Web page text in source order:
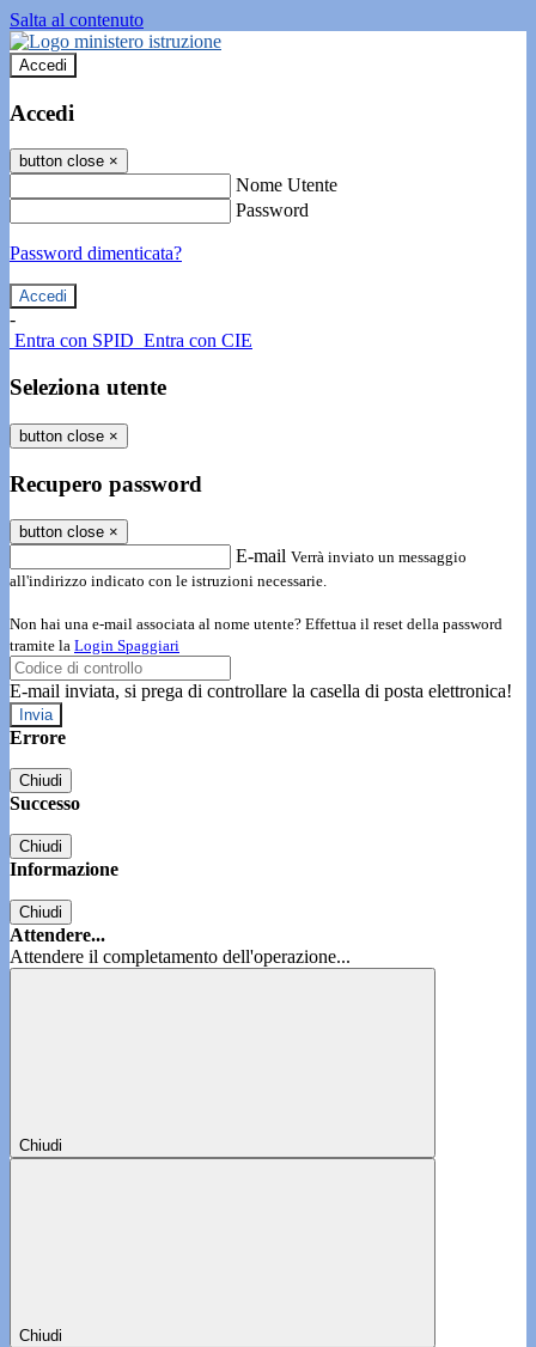
Salta al contenuto
Accedi
Accedi
button close ×
Nome Utente
Password
Password dimenticata?
-
Entra con SPID Entra con CIE
Seleziona utente
button close ×
Recupero password
button close ×
E-mail Verrà inviato un messaggio
all'indirizzo indicato con le istruzioni necessarie.
Non hai una e-mail associata al nome utente? Effettua il reset della password
tramite la Login Spaggiari
E-mail inviata, si prega di controllare la casella di posta elettronica!
Errore
Chiudi
Successo
Chiudi
Informazione
Chiudi
Attendere...
Attendere il completamento dell'operazione...
Chiudi
Chiudi